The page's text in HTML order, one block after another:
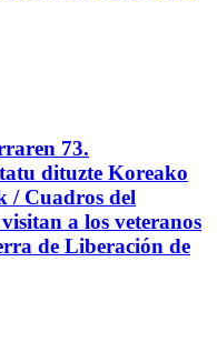
73.
dituzte Koreako
/ Cuadros del
a los veteranos
de Liberación de